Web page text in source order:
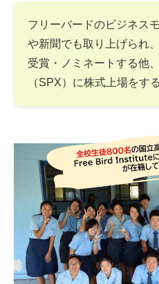
フリーバードのビジネス
や新聞でも取り上げられ
受賞・ノミネートする他
（SPX）に株式上場をす